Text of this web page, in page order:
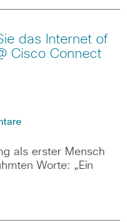
das Internet of
Cisco Connect
als erster Mensch
Worte: „Ein